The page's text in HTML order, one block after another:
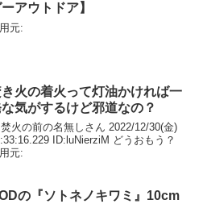
アウトドア】
元:
火の着火って灯油かければ一
気がするけど邪道なの？
火の前の名無しさん 2022/12/30(金)
ID:luNierziM どうおもう？
元:
の『ソトネノキワミ』10cm